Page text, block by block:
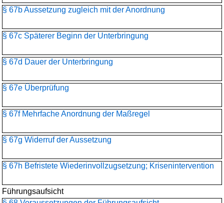
§ 67b Aussetzung zugleich mit der Anordnung
§ 67c Späterer Beginn der Unterbringung
§ 67d Dauer der Unterbringung
§ 67e Überprüfung
§ 67f Mehrfache Anordnung der Maßregel
§ 67g Widerruf der Aussetzung
§ 67h Befristete Wiederinvollzugsetzung; Krisenintervention
Führungsaufsicht